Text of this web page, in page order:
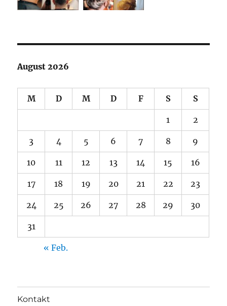
August 2026
M D M D F S S
1 2
3 4 5 6 7 8 9
10 11 12 13 14 15 16
17 18 19 20 21 22 23
24 25 26 27 28 29 30
31
« Feb.
Kontakt